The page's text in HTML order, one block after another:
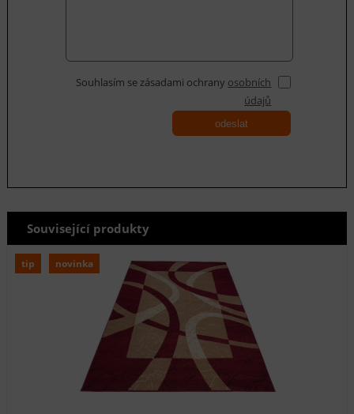
Souhlasím se zásadami ochrany osobních
údajů
odeslat
Související produkty
tip novinka